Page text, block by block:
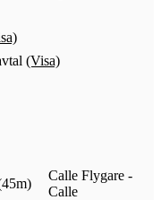
(Visa)
Calle Flygare -
Calle